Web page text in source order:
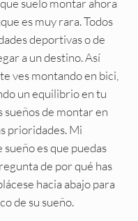
suelo montar ahora
es muy rara. Todos
deportivas o de
a un destino. Así
ves montando en bici,
un equilibrio en tu
sueños de montar en
prioridades. Mi
es que puedas
de por qué has
hacia abajo para
de su sueño.